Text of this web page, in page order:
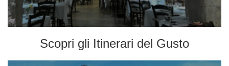
Scopri gli Itinerari del Gusto